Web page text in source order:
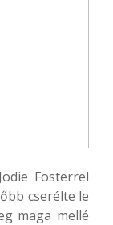
Fosterrel
cserélte le
maga mellé